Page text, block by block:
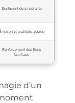
Sentiment de singularité
Émotion et gratitude accrue
Renforcement des liens
familiaux
d’un